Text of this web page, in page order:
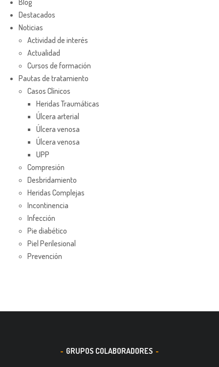
Destacados
Noticias
Actividad de interés
Actualidad
Cursos de formación
Pautas de tratamiento
Casos Clínicos
Heridas Traumáticas
Úlcera arterial
Úlcera venosa
Úlcera venosa
UPP
Compresión
Desbridamiento
Heridas Complejas
Incontinencia
Infección
Pie diabético
Piel Perilesional
Prevención
GRUPOS COLABORADORES